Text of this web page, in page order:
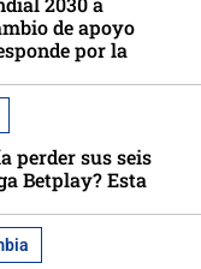
de apoyo
por la
perder sus seis
Betplay? Esta